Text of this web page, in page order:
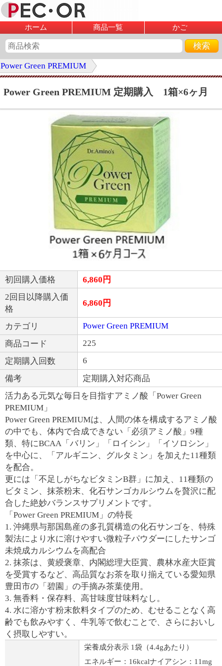
ホーム 商品一覧 かご
Power Green PREMIUM
Power Green PREMIUM 定期購入 1箱×6ヶ月
初回購入価格 6,860 円
2回目以降購入価
格
6,860 円
カテゴリ
Power Green PREMIUM
商品コード
225
定期購入回数
6
備考
定期購入対応商品
活力ある元気な毎日を目指すアミノ酸「Power Green
PREMIUM」
Power Green PREMIUMは、人間の体を構成するアミノ酸
の中でも、体内で合成できない「必須アミノ酸」9種
類、特にBCAA「バリン」「ロイシン」「イソロシン」
を中心に、「アルギニン、グルタミン」を加えた11種類
を配合。
更には「不足しがちなビタミンB群」に加え、11種類の
ビタミン、抹茶粉末、化石サンゴカルシウムを贅沢に配
合した絶妙バランスサプリメントです。
「Power Green PREMIUM」の特長
1. 沖縄県与那国島産の多孔質構造の化石サンゴを、特殊
製法により水に溶けやすい微粒子パウダーにしたサンゴ
未焼成カルシウムを高配合
2. 抹茶は、黄綬褒章、内閣総理大臣賞、農林水産大臣賞
を受賞するなど、高品質なお茶を取り揃えている愛知県
豊田市の「碧園」の手摘み茶葉使用。
3. 無香料・保存料、高甘味度甘味料なし。
4. 水に溶かす粉末飲料タイプのため、むせることなく高
齢でも飲みやすく、牛乳等で飲むことで、さらにおいし
く摂取しやすい。
栄養成分表示 1袋（4.4gあたり）
エネルギー：16kcalナイアシン：11mg